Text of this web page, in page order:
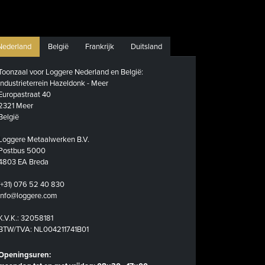
België Frankrijk Duitsland
voor Loggere Nederland en België:
Hazeldonk - Meer
40
Meer
Metaalwerken B.V.
5000
EA Breda
076 52 40 830
32058181
TVA: NL004211741B01